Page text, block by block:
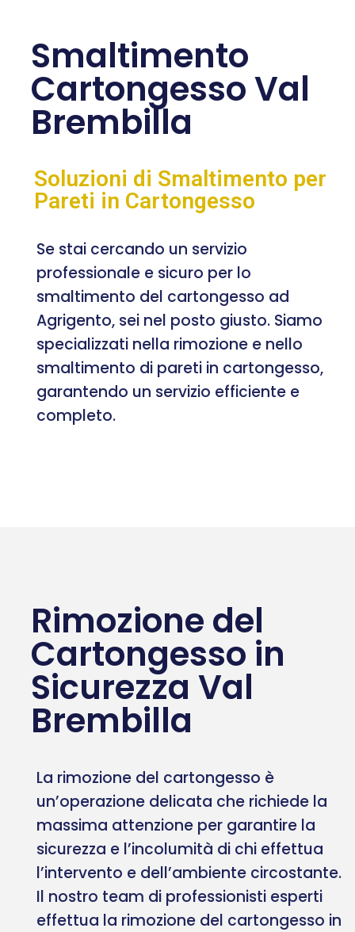
Smaltimento
Cartongesso Val
Brembilla
Soluzioni di Smaltimento per
Pareti in Cartongesso
Se stai cercando un servizio
professionale e sicuro per lo
smaltimento del cartongesso ad
Agrigento, sei nel posto giusto. Siamo
specializzati nella rimozione e nello
smaltimento di pareti in cartongesso,
garantendo un servizio efficiente e
completo.
Rimozione del
Cartongesso in
Sicurezza Val
Brembilla
La rimozione del cartongesso è
un’operazione delicata che richiede la
massima attenzione per garantire la
sicurezza e l’incolumità di chi effettua
l’intervento e dell’ambiente circostante.
Il nostro team di professionisti esperti
effettua la rimozione del cartongesso in